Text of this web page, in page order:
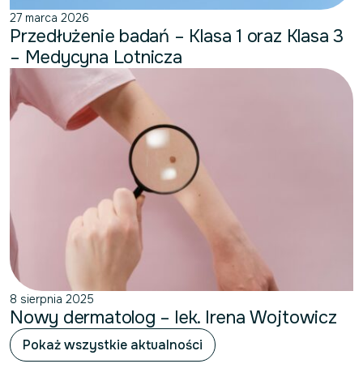
27 marca 2026
Przedłużenie badań – Klasa 1 oraz Klasa 3
– Medycyna Lotnicza
8 sierpnia 2025
Nowy dermatolog – lek. Irena Wojtowicz
Pokaż wszystkie aktualności